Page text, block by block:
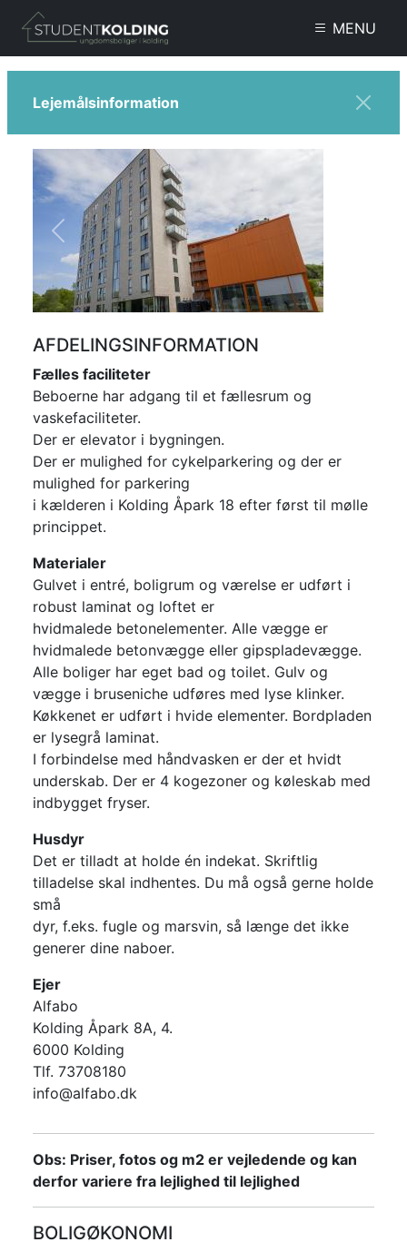
Gå til hovedindhold
MENU
Lejemålsinformation
Obs: Priser, fotos og m2 er vejledende og kan
derfor variere fra lejlighed til lejlighed
BOLIGØKONOMI
Previous
AFDELINGSINFORMATION
Fælles faciliteter
Beboerne har adgang til et fællesrum og
vaskefaciliteter.
Der er elevator i bygningen.
Der er mulighed for cykelparkering og der er
mulighed for parkering
i kælderen i Kolding Åpark 18 efter først til mølle
princippet.
Materialer
Gulvet i entré, boligrum og værelse er udført i
robust laminat og loftet er
hvidmalede betonelementer. Alle vægge er
hvidmalede betonvægge eller gipspladevægge.
Alle boliger har eget bad og toilet. Gulv og
vægge i bruseniche udføres med lyse klinker.
Køkkenet er udført i hvide elementer. Bordpladen
er lysegrå laminat.
I forbindelse med håndvasken er der et hvidt
underskab. Der er 4 kogezoner og køleskab med
indbygget fryser.
Husdyr
Det er tilladt at holde én indekat. Skriftlig
tilladelse skal indhentes. Du må også gerne holde
små
dyr, f.eks. fugle og marsvin, så længe det ikke
generer dine naboer.
Ejer
Alfabo
Kolding Åpark 8A, 4.
6000 Kolding
Tlf. 73708180
info@alfabo.dk